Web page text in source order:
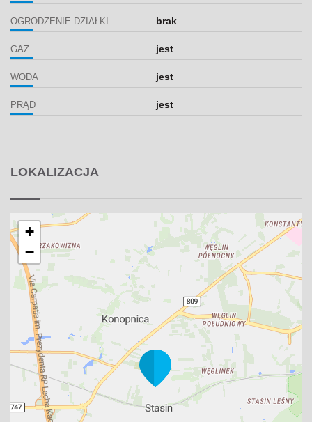
OGRODZENIE DZIAŁKI brak
GAZ jest
WODA jest
PRĄD jest
LOKALIZACJA
+
−